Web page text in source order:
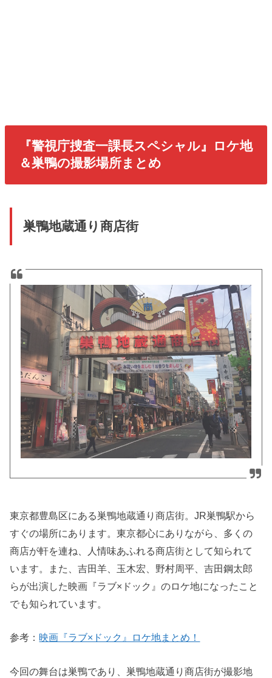
『警視庁捜査一課長スペシャル』ロケ地
＆巣鴨の撮影場所まとめ
巣鴨地蔵通り商店街
東京都豊島区にある巣鴨地蔵通り商店街。JR巣鴨駅から
すぐの場所にあります。東京都心にありながら、多くの
商店が軒を連ね、人情味あふれる商店街として知られて
います。また、吉田羊、玉木宏、野村周平、吉田鋼太郎
らが出演した映画『ラブ×ドック』のロケ地になったこと
でも知られています。
参考： 映画『ラブ×ドック』ロケ地まとめ！
今回の舞台は巣鴨であり、巣鴨地蔵通り商店街が撮影地